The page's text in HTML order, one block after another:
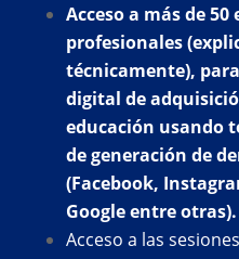
Acceso a más de
profesionales
técnicamente),
digital de
educación usando
de generación de
(Facebook,
Google entre otras).
Acceso a las